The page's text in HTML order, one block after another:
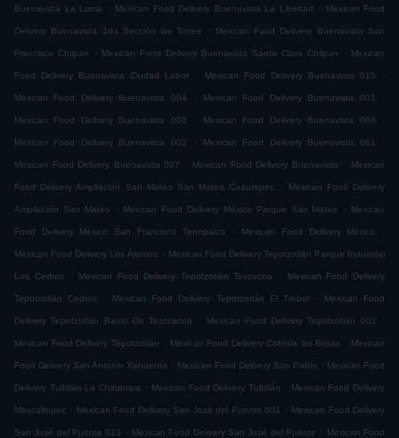
Buenavista La Loma . Mexican Food Delivery Buenavista La Libertad . Mexican Food
Delivery Buenavista 2da Sección las Torres . Mexican Food Delivery Buenavista San
Francisco Chilpan . Mexican Food Delivery Buenavista Santa Clara Chilpan . Mexican
Food Delivery Buenavista Ciudad Labor . Mexican Food Delivery Buenavista 015 .
Mexican Food Delivery Buenavista 004 . Mexican Food Delivery Buenavista 001 .
Mexican Food Delivery Buenavista 003 . Mexican Food Delivery Buenavista 008 .
Mexican Food Delivery Buenavista 002 . Mexican Food Delivery Buenavista 061 .
Mexican Food Delivery Buenavista 007 . Mexican Food Delivery Buenavista . Mexican
Food Delivery Ampliación San Mateo San Mateo Cuautepec . Mexican Food Delivery
Ampliación San Mateo . Mexican Food Delivery México Parque San Mateo . Mexican
Food Delivery México San Francisco Tenopalco . Mexican Food Delivery México .
Mexican Food Delivery Los Álamos . Mexican Food Delivery Tepotzotlán Parque Industrial
Los Cedros . Mexican Food Delivery Tepotzotlán Texcacoa . Mexican Food Delivery
Tepotzotlán Cedros . Mexican Food Delivery Tepotzotlán El Trebol . Mexican Food
Delivery Tepotzotlán Barrio De Tezccacoa . Mexican Food Delivery Tepotzotlán 002 .
Mexican Food Delivery Tepotzotlán . Mexican Food Delivery Colonia las Brisas . Mexican
Food Delivery San Antonio Xahuento . Mexican Food Delivery San Pablo . Mexican Food
Delivery Tultitlán La Chinampa . Mexican Food Delivery Tultitlán . Mexican Food Delivery
Mexcaltepec . Mexican Food Delivery San José del Puente 001 . Mexican Food Delivery
San José del Puente 023 . Mexican Food Delivery San José del Puente . Mexican Food